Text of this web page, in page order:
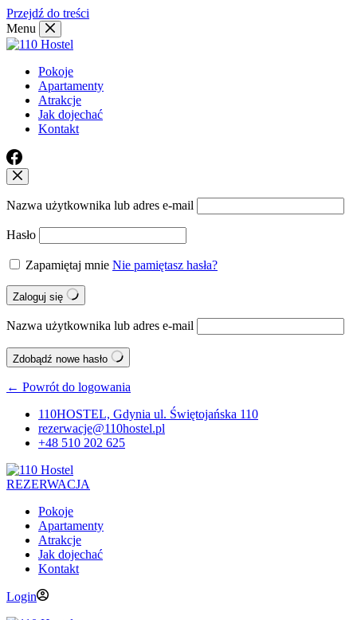
Przejdź do treści
Menu
Pokoje
Apartamenty
Atrakcje
Jak dojechać
Kontakt
Nazwa użytkownika lub adres e-mail
Hasło
Zapamiętaj mnie Nie pamiętasz hasła?
Zaloguj się
Nazwa użytkownika lub adres e-mail
Zdobądź nowe hasło
← Powrót do logowania
110HOSTEL, Gdynia ul. Świętojańska 110
rezerwacje@110hostel.pl
+48 510 202 625
REZERWACJA
Pokoje
Apartamenty
Atrakcje
Jak dojechać
Kontakt
Login